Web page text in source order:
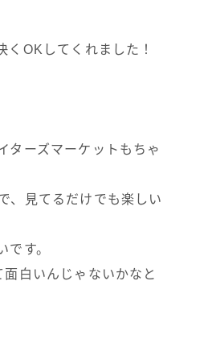
OKしてくれました！
ターズマーケットもちゃ
、見てるだけでも楽しい
す。
白いんじゃないかなと